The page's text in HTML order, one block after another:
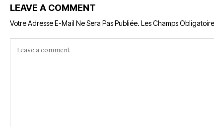
LEAVE A COMMENT
Votre Adresse E-Mail Ne Sera Pas Publiée. Les Champs